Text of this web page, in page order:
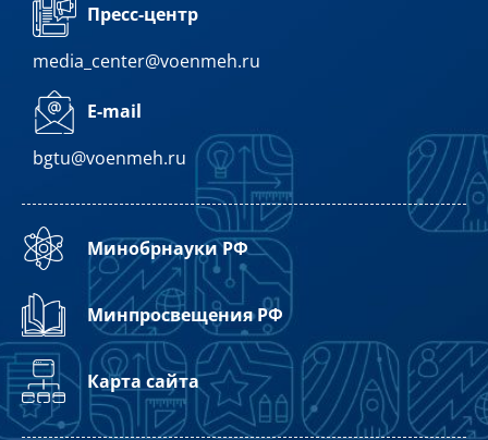
Пресс-центр
media_center@voenmeh.ru
E-mail
bgtu@voenmeh.ru
Минобрнауки РФ
Минпросвещения РФ
Карта сайта